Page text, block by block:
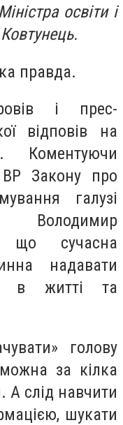
освіти і
правда.
і прес-
відповів на
Коментуючи
ВР Закону про
галузі
Володимир
що сучасна
надавати
в житті та
голову
за кілка
А слід навчити
шукати